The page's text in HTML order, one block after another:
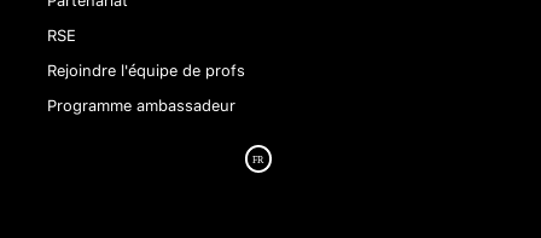
RSE
Rejoindre l'équipe de profs
Programme ambassadeur